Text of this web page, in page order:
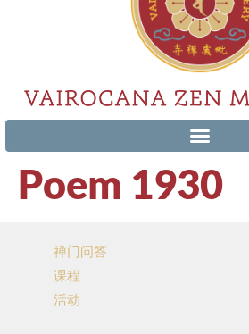
Poem 1930
禅门问答
课程
活动